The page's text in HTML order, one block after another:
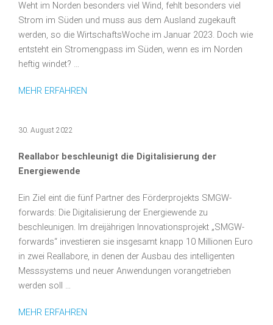
Weht im Norden besonders viel Wind, fehlt besonders viel
Strom im Süden und muss aus dem Ausland zugekauft
werden, so die WirtschaftsWoche im Januar 2023. Doch wie
entsteht ein Stromengpass im Süden, wenn es im Norden
heftig windet? …
MEHR ERFAHREN
30. August 2022
Reallabor beschleunigt die Digitalisierung der
Energiewende
Ein Ziel eint die fünf Partner des Förderprojekts SMGW-
forwards: Die Digitalisierung der Energiewende zu
beschleunigen. Im dreijährigen Innovationsprojekt „SMGW-
forwards“ investieren sie insgesamt knapp 10 Millionen Euro
in zwei Reallabore, in denen der Ausbau des intelligenten
Messsystems und neuer Anwendungen vorangetrieben
werden soll …
MEHR ERFAHREN